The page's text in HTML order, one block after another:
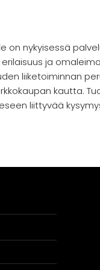
on nykyisessä
ja
liiketoiminnan
kautta.
liittyvää